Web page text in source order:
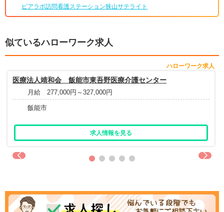
ピアラボ訪問看護ステーション狭山サテライト
似ているハローワーク求人
ハローワーク求人
医療法人靖和会 飯能市東吾野医療介護センター
月給 277,000円～327,000円
飯能市
求人情報を見る